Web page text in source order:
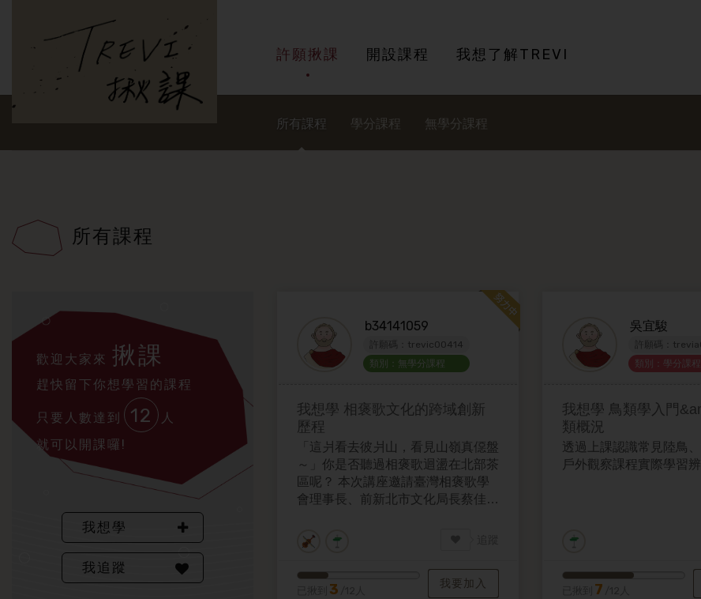
許願揪課 開設課程 我想了解TREVI
所有課程 學分課程 無學分課程
所有課程
歡迎大家來 揪課
趕快留下你想學習的課程
只要人數達到 12
人
就可以開課囉!
我想學
我追蹤
b34141059
許願碼：trevic00414
類別：無學分課程
我想學 相褒歌文化的跨域創新
歷程
「這爿看去彼爿山，看見山嶺真僫盤
～」你是否聽過相褒歌迴盪在北部茶
區呢？ 本次講座邀請臺灣相褒歌學
會理事長、前新北市文化局長蔡佳芬
作、地方連結與實踐行動，逐步被更
多人看見，並重新建立社會對其價值
的認識與思考。相信這樣的經驗，也
能提供大家思考文化保存與再生的參
我要加入
3
吳宜駿
許願碼：
類別：學分課程
我想學 鳥類學入門
類概況
透過上課認識常見陸鳥
戶外觀察課程實際學習辨
7